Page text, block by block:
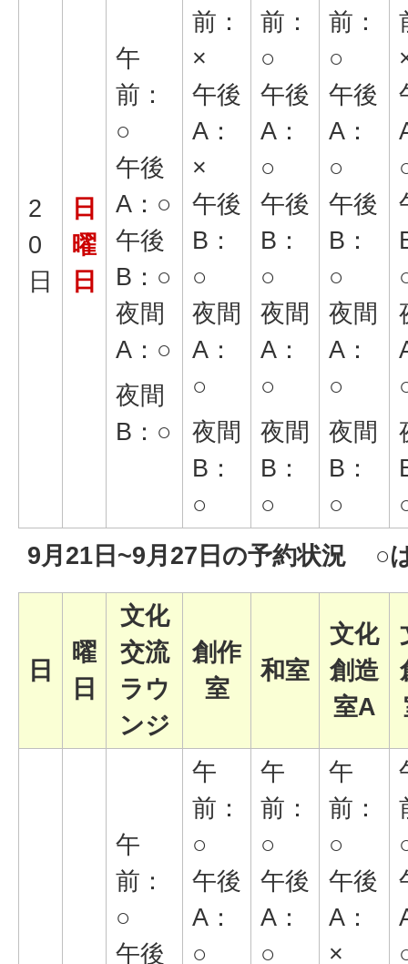
2
0
日
日
曜
日
午
前：
○
午後
A：○
午後
B：○
夜間
A：○
夜間
B：○
前：
×
午後
A：
×
午後
B：
○
夜間
A：
○
夜間
B：
○
前：
○
午後
A：
○
午後
B：
○
夜間
A：
○
夜間
B：
○
前：
○
午後
A：
○
午後
B：
○
夜間
A：
○
夜間
B：
○
9月21日~9月27日の予約状況
○
日
曜
日
文化
交流
ラウ
ンジ
創作
室
和室
文化
創造
室A
午
前：
○
午後
午
前：
○
午後
A：
○
午
前：
○
午後
A：
○
午
前：
○
午後
A：
×